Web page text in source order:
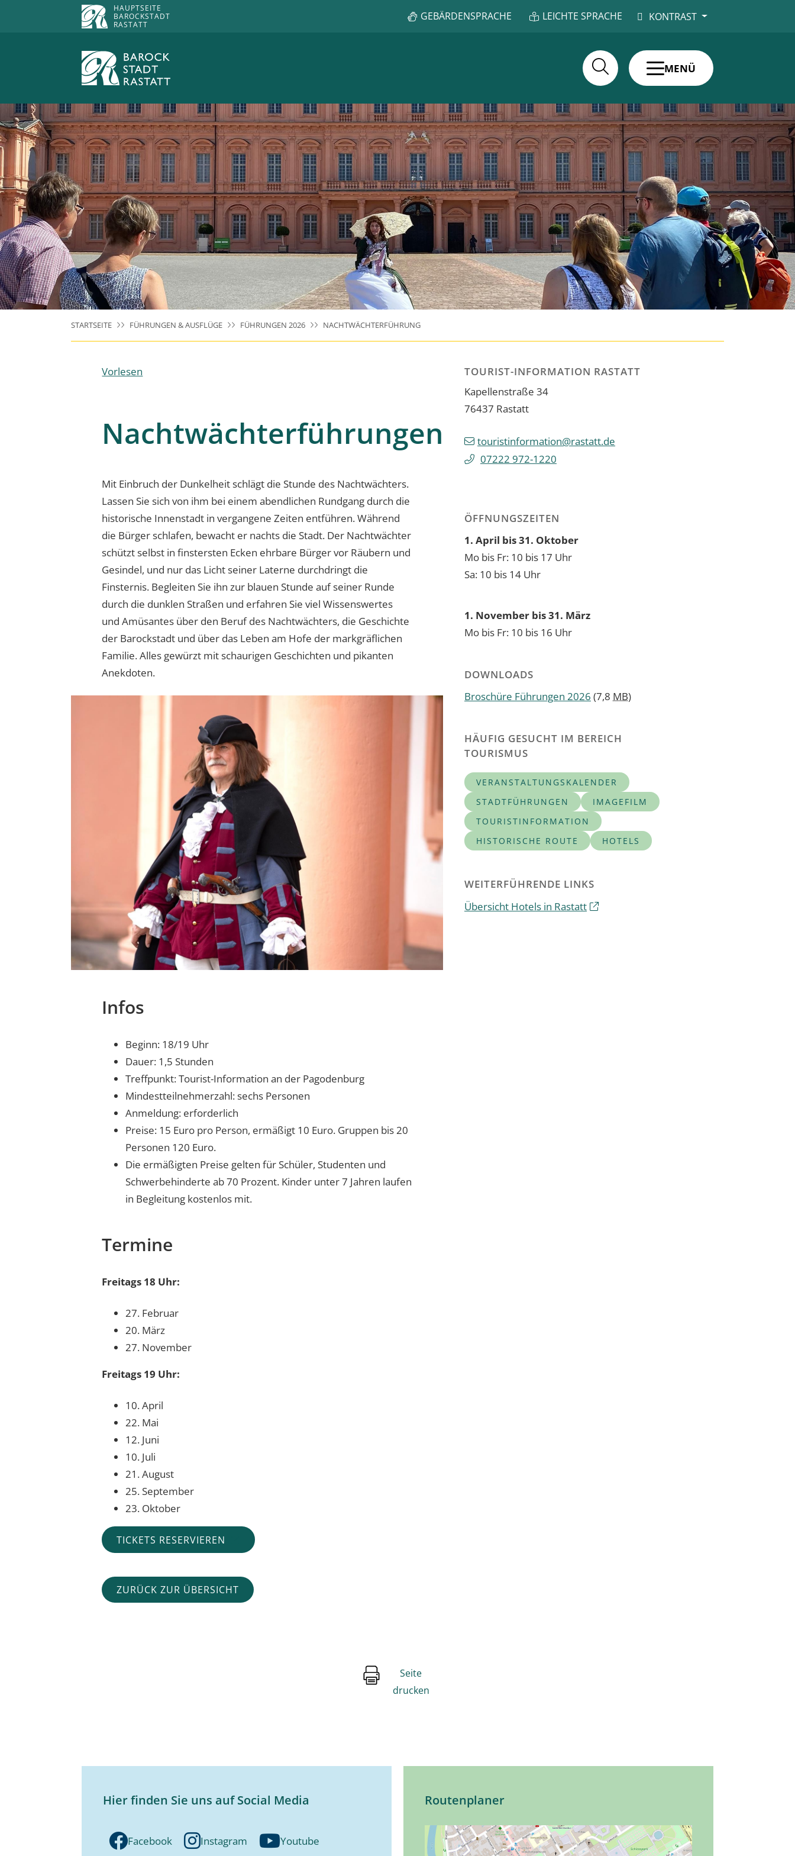
HAUPTSEITE
BAROCKSTADT
RASTATT
GEBÄRDENSPRACHE LEICHTE SPRACHE KONTRAST
MENÜ
STARTSEITE FÜHRUNGEN & AUSFLÜGE FÜHRUNGEN 2026 NACHTWÄCHTERFÜHRUNG
Vorlesen
Nachtwächterführungen
Mit Einbruch der Dunkelheit schlägt die Stunde des Nachtwächters.
Lassen Sie sich von ihm bei einem abendlichen Rundgang durch die
historische Innenstadt in vergangene Zeiten entführen. Während
die Bürger schlafen, bewacht er nachts die Stadt. Der Nachtwächter
schützt selbst in finstersten Ecken ehrbare Bürger vor Räubern und
Gesindel, und nur das Licht seiner Laterne durchdringt die
Finsternis. Begleiten Sie ihn zur blauen Stunde auf seiner Runde
durch die dunklen Straßen und erfahren Sie viel Wissenswertes
und Amüsantes über den Beruf des Nachtwächters, die Geschichte
der Barockstadt und über das Leben am Hofe der markgräflichen
Familie. Alles gewürzt mit schaurigen Geschichten und pikanten
Anekdoten.
Infos
Beginn: 18/19 Uhr
Dauer: 1,5 Stunden
Treffpunkt: Tourist-Information an der Pagodenburg
Mindestteilnehmerzahl: sechs Personen
Anmeldung: erforderlich
Preise: 15 Euro pro Person, ermäßigt 10 Euro. Gruppen bis 20
Personen 120 Euro.
Die ermäßigten Preise gelten für Schüler, Studenten und
Schwerbehinderte ab 70 Prozent. Kinder unter 7 Jahren laufen
in Begleitung kostenlos mit.
Termine
Freitags 18 Uhr:
27. Februar
20. März
27. November
Freitags 19 Uhr:
10. April
22. Mai
12. Juni
10. Juli
21. August
25. September
23. Oktober
TICKETS RESERVIEREN
ZURÜCK ZUR ÜBERSICHT
TOURIST-INFORMATION RASTATT
Kapellenstraße 34
76437 Rastatt
touristinformation@rastatt.de
07222 972-1220
ÖFFNUNGSZEITEN
1. April bis 31. Oktober
Mo bis Fr: 10 bis 17 Uhr
Sa: 10 bis 14 Uhr
1. November bis 31. März
Mo bis Fr: 10 bis 16 Uhr
DOWNLOADS
Broschüre Führungen 2026 (7,8 MB)
HÄUFIG GESUCHT IM BEREICH
TOURISMUS
VERANSTALTUNGSKALENDER
STADTFÜHRUNGEN
IMAGEFILM
TOURISTINFORMATION
HISTORISCHE ROUTE
HOTELS
WEITERFÜHRENDE LINKS
Übersicht Hotels in Rastatt
Seite
drucken
Hier finden Sie uns auf Social Media
Facebook Instagram Youtube
Routenplaner